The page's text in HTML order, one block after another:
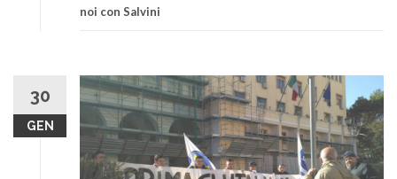
noi con Salvini
30
GEN